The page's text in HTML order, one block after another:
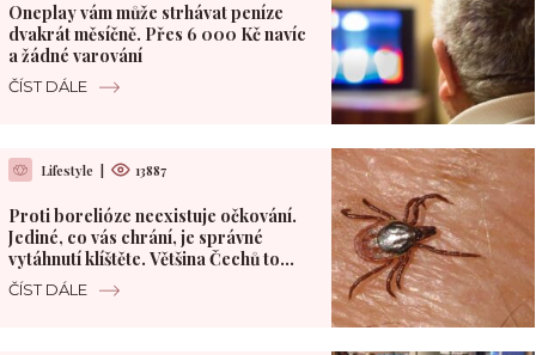
Oneplay vám může strhávat peníze
dvakrát měsíčně. Přes 6 000 Kč navíc
a žádné varování
ČÍST DÁLE
Lifestyle | 13887
Proti borelióze neexistuje očkování.
Jediné, co vás chrání, je správné
vytáhnutí klíštěte. Většina Čechů to
dělá špatně
ČÍST DÁLE